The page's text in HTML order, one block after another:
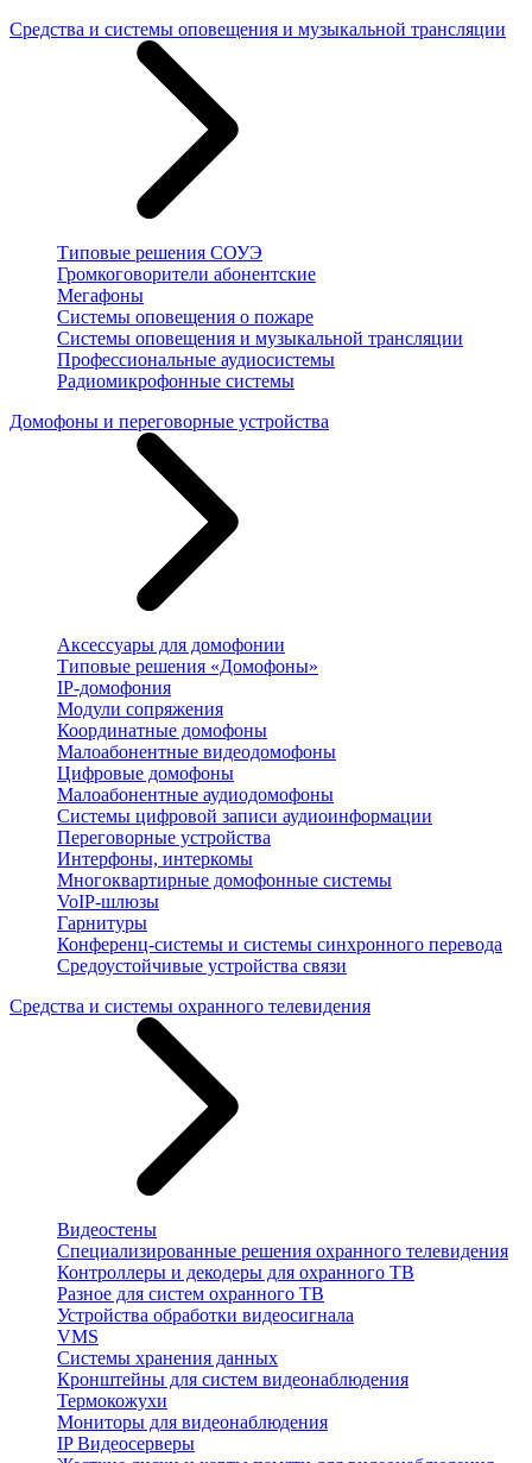
Средства и системы оповещения и музыкальной трансляции
Типовые решения СОУЭ
Громкоговорители абонентские
Мегафоны
Системы оповещения о пожаре
Системы оповещения и музыкальной трансляции
Профессиональные аудиосистемы
Радиомикрофонные системы
Домофоны и переговорные устройства
Аксессуары для домофонии
Типовые решения «Домофоны»
IP-домофония
Модули сопряжения
Координатные домофоны
Малоабонентные видеодомофоны
Цифровые домофоны
Малоабонентные аудиодомофоны
Системы цифровой записи аудиоинформации
Переговорные устройства
Интерфоны, интеркомы
Многоквартирные домофонные системы
VoIP-шлюзы
Гарнитуры
Конференц-системы и системы синхронного перевода
Средоустойчивые устройства связи
Средства и системы охранного телевидения
Видеостены
Специализированные решения охранного телевидения
Контроллеры и декодеры для охранного ТВ
Разное для систем охранного ТВ
Устройства обработки видеосигнала
VMS
Системы хранения данных
Кронштейны для систем видеонаблюдения
Термокожухи
Мониторы для видеонаблюдения
IP Видеосерверы